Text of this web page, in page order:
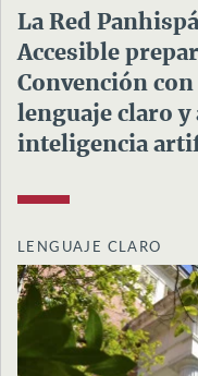
La Red
Accesible
Convención
lenguaje claro y
inteligencia
LENGUAJE CLARO